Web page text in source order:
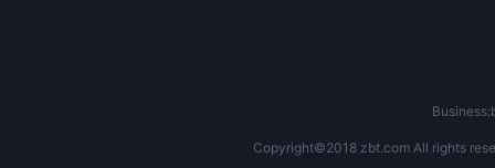
Copyright©2018 zbt.com All rights